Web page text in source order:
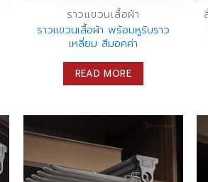
ราวแขวนเสื้อผ้า
ราวแขวนเสื้อผ้า พร้อมหูรับราว
เหลี่ยม สีมอคค่า
READ MORE